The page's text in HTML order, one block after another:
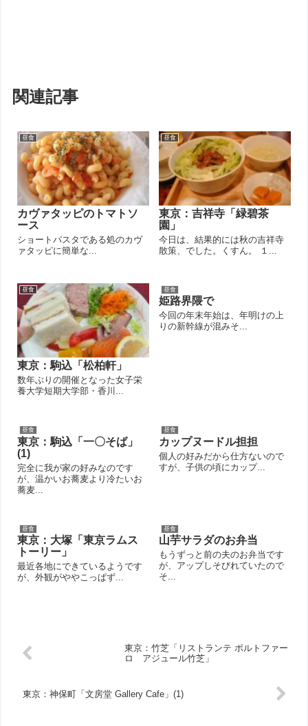
関連記事
昼食
カヴァタッピのトマトソ
ース
ショートパスタである処のカヴ
ァタッピに簡単な...
昼食
東京：吉祥寺「緑碧茶
園」
今日は、結果的には秋の吉祥寺
散策、でした。くすん。 １...
昼食
東京：駒込「松柏軒」
数年ぶりの開催となった女子栄
養大学短期大学部・香川...
昼食
姫路界隈で
今回の年末年始は、年明けの上
りの新幹線が混みそ...
昼食
東京：駒込「一〇そば」
(1)
完全に我が家の好みなのです
が、温かいお蕎麦より冷たいお
蕎麦...
昼食
カップヌードル担担
個人の好みだから仕方ないので
すが、子供の頃にカップ...
昼食
東京：大塚「東京ラムス
トーリー」
最近各地にできているようです
が、外観がややこっぱず...
昼食
山芋サラダのお弁当
もうずっと前の夫のお弁当です
が、アップしそびれていたので
そ...
東京：竹芝「リストランテ ポルトファー
ロ アジュール竹芝」
東京：神保町「文房堂 Gallery Cafe」(1)